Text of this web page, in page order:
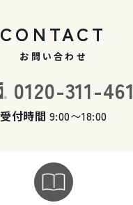
CONTACT
お問い合わせ
0120-311-461
受付時間 9:00〜18:00